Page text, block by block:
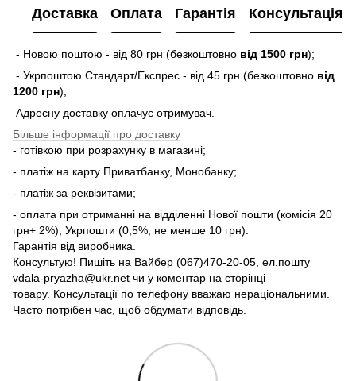
Доставка Оплата Гарантія Консультація
- Новою поштою - від 80 грн (безкоштовно від 1500 грн);
- Укрпоштою Стандарт/Експрес - від 45 грн (безкоштовно від
1200 грн);
Адресну доставку оплачує отримувач.
Більше інформації про доставку
- готівкою при розрахунку в магазині;
- платіж на карту Приватбанку, Монобанку;
- платіж за реквізитами;
- оплата при отриманні на відділенні Нової пошти (комісія 20
грн+ 2%), Укрпошти (0,5%, не менше 10 грн).
Гарантія від виробника.
Консультую! Пишіть на Вайбер (067)470-20-05, ел.пошту
vdala-pryazha@ukr.net чи у коментар на сторінці
товару. Консультації по телефону вважаю нераціональними.
Часто потрібен час, щоб обдумати відповідь.